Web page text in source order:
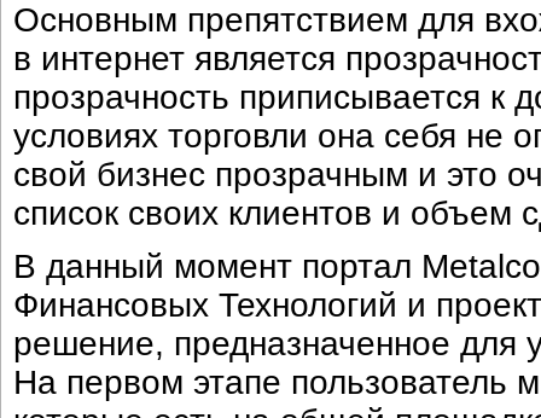
Основным препятствием для
в интернет является
прозрачность приписывается к
условиях торговли она себя не
свой бизнес прозрачным и это
список своих клиентов и объем
В данный момент портал
Финансовых Технологий и
решение, предназначенное для
На первом этапе пользователь